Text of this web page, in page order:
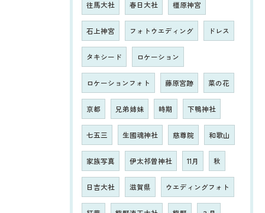
往馬大社 春日大社 橿原神宮
石上神宮 フォトウエディング ドレス
タキシード ロケーション
ロケーションフォト 藤原宮跡 菜の花
京都 兄弟姉妹 時期 下鴨神社
七五三 生國魂神社 慈尊院 和歌山
家族写真 伊太祁曽神社 11月 秋
日吉大社 滋賀県 ウエディングフォト